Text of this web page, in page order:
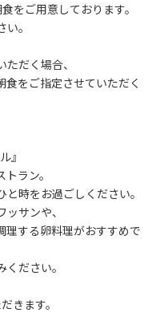
をご用意しております。
。
だく場合、
をご指定させていただく
』
ラン。
時をお過ごしください。
サンや、
理する卵料理がおすすめで
ださい。
きます。